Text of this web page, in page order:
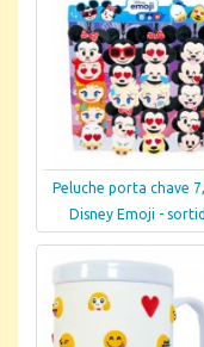
Peluche porta chave
Disney Emoji -